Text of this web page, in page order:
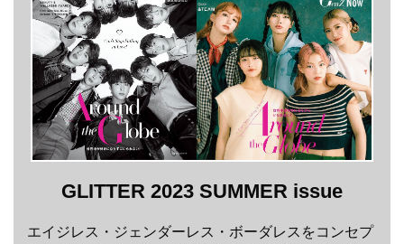
GLITTER 2023 SUMMER issue
エイジレス・ジェンダーレス・ボーダレスをコンセプ